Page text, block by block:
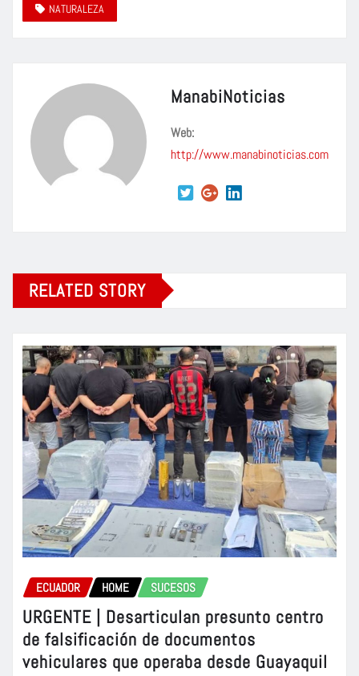
NATURALEZA
ManabiNoticias
Web:
http://www.manabinoticias.com
RELATED STORY
ECUADOR HOME SUCESOS
URGENTE | Desarticulan presunto centro
de falsificación de documentos
vehiculares que operaba desde Guayaquil